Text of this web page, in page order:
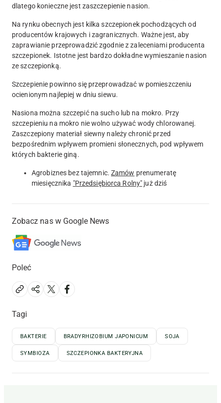
dlatego konieczne jest zaszczepienie nasion.
Na rynku obecnych jest kilka szczepionek pochodzących od
producentów krajowych i zagranicznych. Ważne jest, aby
zaprawianie przeprowadzić zgodnie z zaleceniami producenta
szczepionek. Istotne jest bardzo dokładne wymieszanie nasion
ze szczepionką.
Szczepienie powinno się przeprowadzać w pomieszczeniu
ocienionym najlepiej w dniu siewu.
Nasiona można szczepić na sucho lub na mokro. Przy
szczepieniu na mokro nie wolno używać wody chlorowanej.
Zaszczepiony materiał siewny należy chronić przed
bezpośrednim wpływem promieni słonecznych, pod wpływem
których bakterie giną.
Agrobiznes bez tajemnic. Zamów prenumeratę
miesięcznika "Przedsiębiorca Rolny" już dziś
Zobacz nas w Google News
Poleć
Tagi
BAKTERIE BRADYRHIZOBIUM JAPONICUM SOJA
SYMBIOZA SZCZEPIONKA BAKTERYJNA